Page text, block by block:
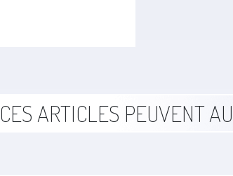
CES ARTICLES PEUVENT